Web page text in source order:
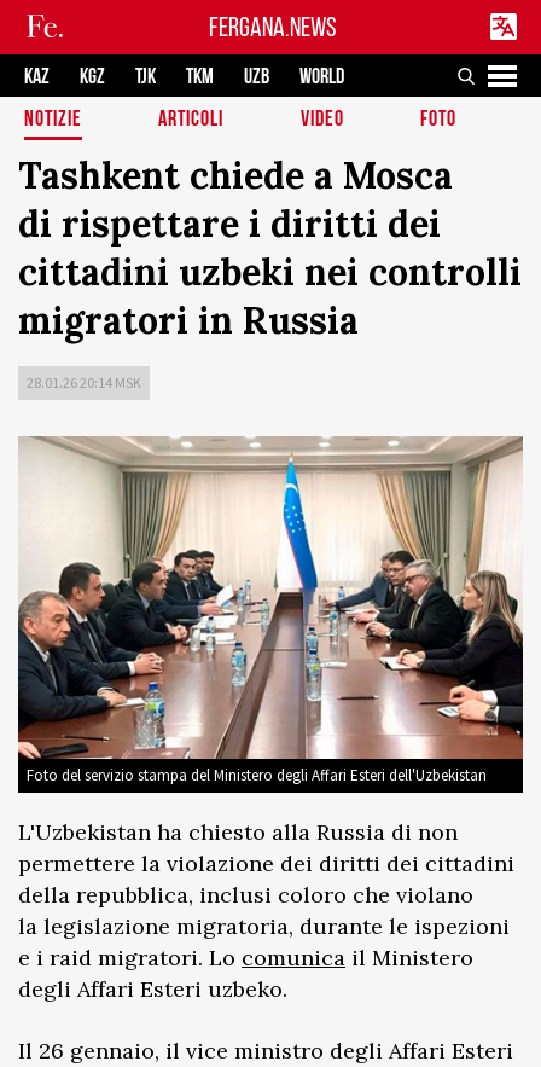
FERGANA.NEWS
KAZ KGZ TJK TKM UZB
WORLD
NOTIZIE
ARTICOLI VIDEO FOTO
Tashkent chiede a Mosca
di rispettare i diritti dei
cittadini uzbeki nei controlli
migratori in Russia
28.01.26 20:14 MSK
Foto del servizio stampa del Ministero degli Affari Esteri dell'Uzbekistan
L'Uzbekistan ha chiesto alla Russia di non
permettere la violazione dei diritti dei cittadini
della repubblica, inclusi coloro che violano
la legislazione migratoria, durante le ispezioni
e i raid migratori. Lo comunica il Ministero
degli Affari Esteri uzbeko.
Il 26 gennaio, il vice ministro degli Affari Esteri